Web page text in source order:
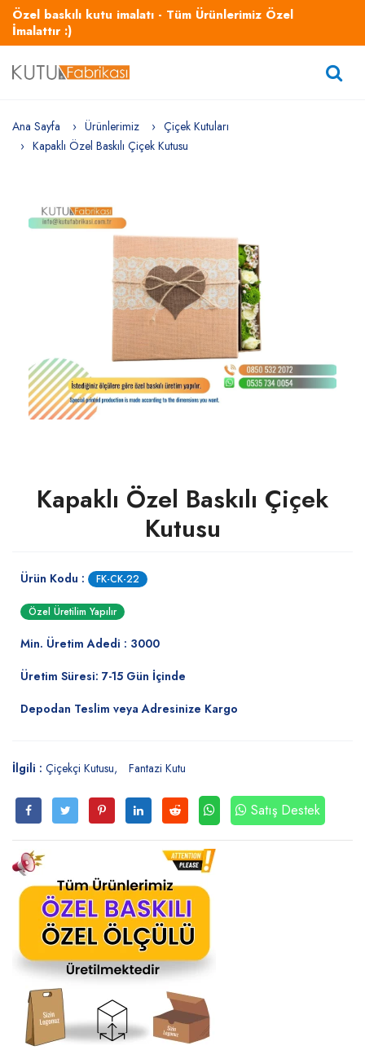
Özel baskılı kutu imalatı - Tüm Ürünlerimiz Özel
İmalattır :)
Ana Sayfa Ürünlerimiz
Çiçek Kutuları
Kapaklı Özel Baskılı Çiçek Kutusu
Kapaklı Özel Baskılı Çiçek
Kutusu
Ürün Kodu : FK-CK-22
Özel Üretilim Yapılır
Min. Üretim Adedi : 3000
Üretim Süresi: 7-15 Gün İçinde
Depodan Teslim veya Adresinize Kargo
İlgili : Çiçekçi Kutusu Fantazi Kutu
Satış Destek